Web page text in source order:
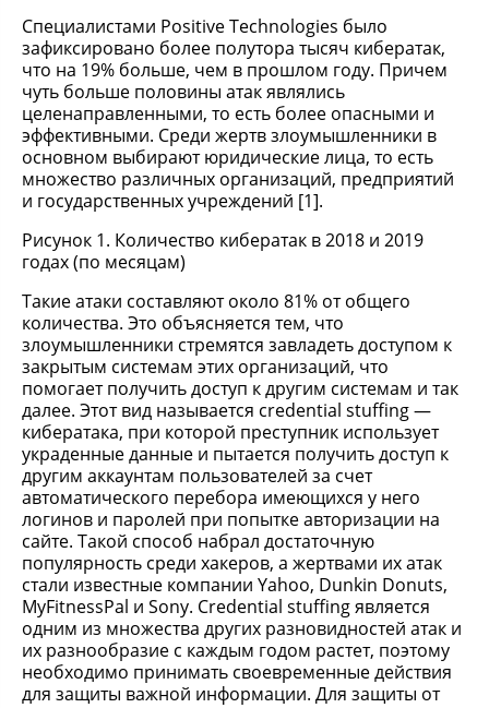
Специалистами Positive Technologies было
зафиксировано более полутора тысяч кибератак,
что на 19% больше, чем в прошлом году. Причем
чуть больше половины атак являлись
целенаправленными, то есть более опасными и
эффективными. Среди жертв злоумышленники в
основном выбирают юридические лица, то есть
множество различных организаций, предприятий
и государственных учреждений [1].
Рисунок 1. Количество кибератак в 2018 и 2019
годах (по месяцам)
Такие атаки составляют около 81% от общего
количества. Это объясняется тем, что
злоумышленники стремятся завладеть доступом к
закрытым системам этих организаций, что
помогает получить доступ к другим системам и так
далее. Этот вид называется credential stuffing —
кибератака, при которой преступник использует
украденные данные и пытается получить доступ к
другим аккаунтам пользователей за счет
автоматического перебора имеющихся у него
логинов и паролей при попытке авторизации на
сайте. Такой способ набрал достаточную
популярность среди хакеров, а жертвами их атак
стали известные компании Yahoo, Dunkin Donuts,
MyFitnessPal и Sony. Credential stuffing является
одним из множества других разновидностей атак и
их разнообразие с каждым годом растет, поэтому
необходимо принимать своевременные действия
для защиты важной информации. Для защиты от